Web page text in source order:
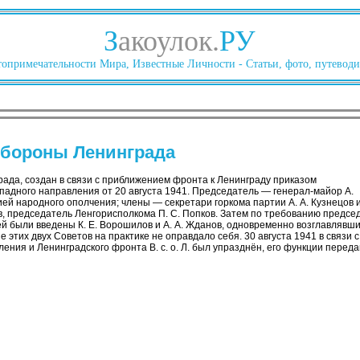
Закоулок.РУ
Мира, Известные Личности - Статьи, фото,
Ленинграда
создан в связи с приближением фронта к Ленинграду приказом
направления от 20 августа 1941. Председатель — генерал-майор А.
народного ополчения; члены — секретари горкома партии А. А. Кузнецов
Ленгорисполкома П. С. Попков. Затем по требованию
были введены К. Е. Ворошилов и А. А. Жданов, одновременно
этих двух Советов на практике не оправдало себя. 30 августа 1941 в
и Ленинградского фронта В. с. о. Л. был упразднён, его функции